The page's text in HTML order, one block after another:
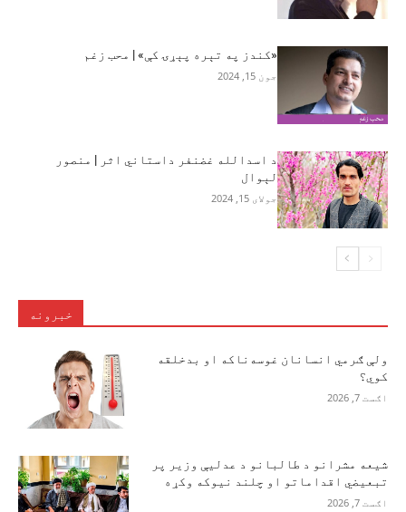
«کندز په تېره پېړۍ کې» | محب زغم
جون 15, 2024
د اسدالله غضنفر داستاني اثر | منصور
لېوال
جولای 15, 2024
خبرونه
ولې ګرمي انسانان غوسه‌ناکه او بدخلقه
کوي؟
اګست 7, 2026
شیعه مشرانو د طالبانو د عدلیې وزیر پر
تبعیضي اقداماتو او چلند نیوکه وکړه
اګست 7, 2026